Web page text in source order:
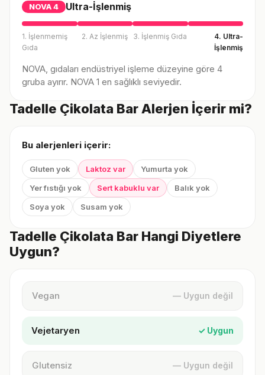
NOVA4 Ultra-İşlenmiş
1. İşlenmemiş
Gıda
2. Az İşlenmiş 3. İşlenmiş Gıda
4. Ultra-
İşlenmiş
NOVA, gıdaları endüstriyel işleme düzeyine göre 4
gruba ayırır. NOVA 1 en sağlıklı seviyedir.
Tadelle Çikolata Bar Alerjen İçerir mi?
Bu alerjenleri içerir:
Gluten yok Laktoz var
Yumurta yok
Yer fıstığı yok
Sert kabuklu var
Balık yok
Soya yok
Susam yok
Tadelle Çikolata Bar Hangi Diyetlere
Uygun?
Vegan — Uygun değil
Vejetaryen ✓ Uygun
Glutensiz — Uygun değil